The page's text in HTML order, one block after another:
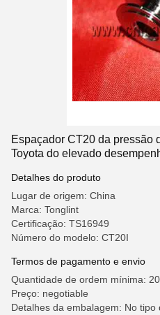
Espaçador CT20 da pressão
Toyota do elevado
Detalhes do produto
Lugar de origem: China
Marca: Tonglint
Certificação: TS16949
Número do modelo: CT20I
Termos de pagamento e envio
Quantidade de ordem mínima:
Preço: negotiable
Detalhes da embalagem: No